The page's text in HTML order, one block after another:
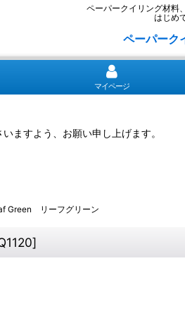
ペーパークイリング材料
はじめ
ペーパーク
マイページ
ますよう、お願い申し上げます。
Green リーフグリーン
]